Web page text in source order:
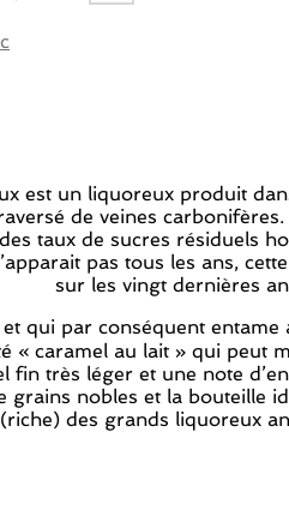
est un liquoreux produit
de veines
taux de sucres résiduels
pas tous les ans,
sur les vingt dernières
qui par conséquent
« caramel au lait » qui
très léger et une note
nobles et la
des grands liquoreux